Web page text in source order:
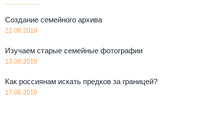
Создание семейного архива
22.08.2019
Изучаем старые семейные фотографии
13.08.2019
Как россиянам искать предков за границей?
17.06.2019